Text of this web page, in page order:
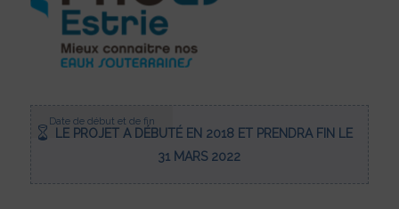
Date de début et de fin
LE PROJET A DÉBUTÉ EN 2018 ET PRENDRA FIN LE
31 MARS 2022